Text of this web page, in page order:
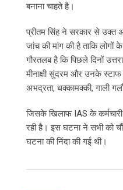
बनाना चाहते है।
प्रीतम सिंह ने सरकार से उक्त
जांच की मांग की है ताकि
गौरतलब है कि पिछले दिनों
मीनाक्षी सुंदरम और उनके स्टाफ
अभद्रता, धक्कामक्की, गाली
जिसके खिलाफ IAS के
रही है। इस घटना ने सभी को
घटना की निंदा की गई थी।